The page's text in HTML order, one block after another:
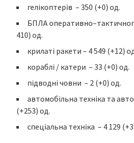
гелікоптерів – 350 (+0) од.
БПЛА
410) од.
крилаті ракети – 4 549 (+12)
кораблі / катери – 33 (+0) од.
підводні човни – 2 (+0) од.
автомобільна техніка та
(+253) од.
спеціальна техніка – 4 129